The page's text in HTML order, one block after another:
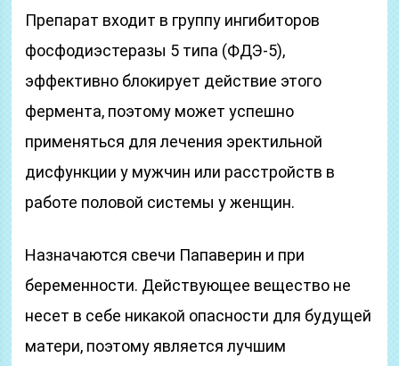
Препарат входит в группу ингибиторов
фосфодиэстеразы 5 типа (ФДЭ-5),
эффективно блокирует действие этого
фермента, поэтому может успешно
применяться для лечения эректильной
дисфункции у мужчин или расстройств в
работе половой системы у женщин.
Назначаются свечи Папаверин и при
беременности. Действующее вещество не
несет в себе никакой опасности для будущей
матери, поэтому является лучшим